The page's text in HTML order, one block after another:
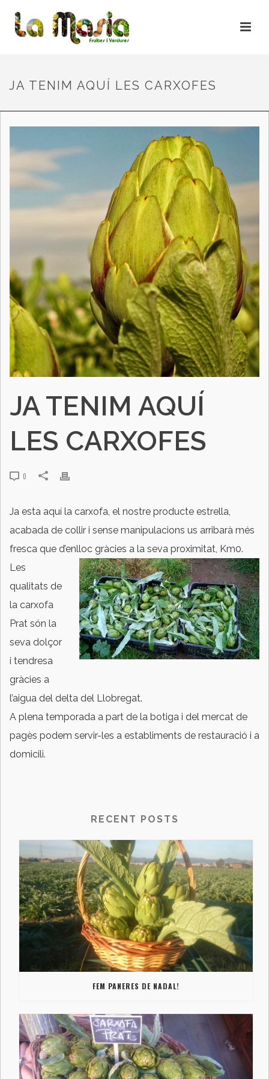
JA TENIM AQUÍ LES CARXOFES
JA TENIM AQUÍ
LES CARXOFES
0
Ja esta aquí la carxofa, el nostre producte estrella,
acabada de collir i sense manipulacions us arribarà més
fresca que d’enlloc gràcies a la seva proximitat, Km0.
Les
qualitats de
la carxofa
Prat són la
seva dolçor
i tendresa
gràcies a
l’aigua del delta del Llobregat.
A plena temporada a part de la botiga i del mercat de
pagès podem servir-les a establiments de restauració i a
domicili.
RECENT POSTS
FEM PANERES DE NADAL!